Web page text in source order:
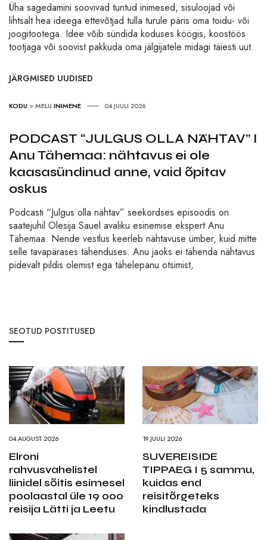
Üha sagedamini soovivad tuntud inimesed, sisuloojad või
lihtsalt hea ideega ettevõtjad tulla turule päris oma toidu- või
joogitootega. Idee võib sündida koduses köögis, koostöös
tootjaga või soovist pakkuda oma jälgijatele midagi täiesti uut.
JÄRGMISED UUDISED
KODU >MELU INIMENE 04.JUULI 2026
PODCAST “JULGUS OLLA NÄHTAV” I
Anu Tähemaa: nähtavus ei ole
kaasasündinud anne, vaid õpitav
oskus
Podcasti “Julgus olla nähtav” seekordses episoodis on
saatejuhil Olesija Sauel avaliku esinemise ekspert Anu
Tähemaa. Nende vestlus keerleb nähtavuse ümber, kuid mitte
selle tavapärases tähenduses. Anu jaoks ei tähenda nähtavus
pidevalt pildis olemist ega tähelepanu otsimist,
SEOTUD POSTITUSED
04.AUGUST 2026
Elroni
rahvusvahelistel
liinidel sõitis esimesel
poolaastal üle 19 000
reisija Lätti ja Leetu
19.JUULI 2026
SUVEREISIDE
TIPPAEG I 5 sammu,
kuidas end
reisitõrgeteks
kindlustada